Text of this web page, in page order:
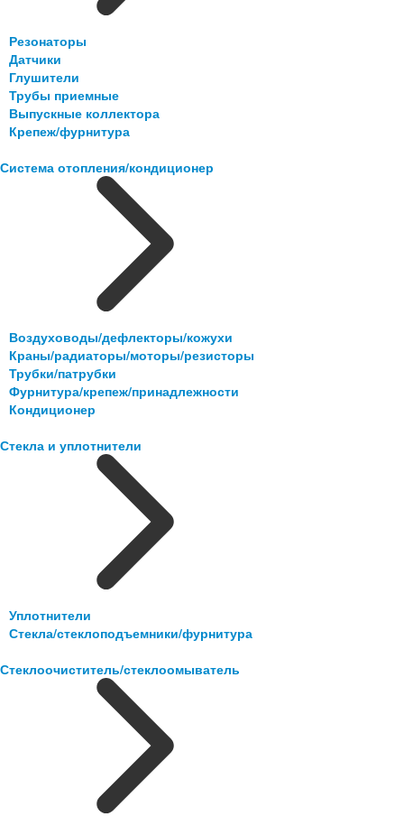
Резонаторы
Датчики
Глушители
Трубы приемные
Выпускные коллектора
Крепеж/фурнитура
Система отопления/кондиционер
Воздуховоды/дефлекторы/кожухи
Краны/радиаторы/моторы/резисторы
Трубки/патрубки
Фурнитура/крепеж/принадлежности
Кондиционер
Стекла и уплотнители
Уплотнители
Стекла/стеклоподъемники/фурнитура
Стеклоочиститель/стеклоомыватель